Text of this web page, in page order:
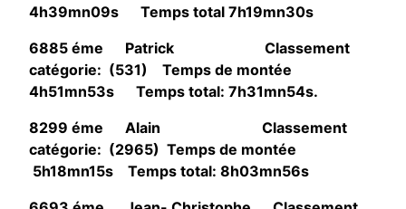
4h39mn09s Temps total 7h19mn30s
6885 éme Patrick Classement
catégorie: (531) Temps de montée
4h51mn53s Temps total: 7h31mn54s.
8299 éme Alain Classement
catégorie: (2965) Temps de montée
5h18mn15s Temps total: 8h03mn56s